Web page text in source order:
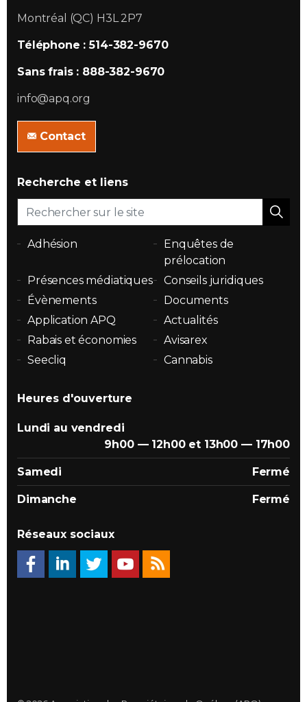
Montréal (QC) H3L 2P7
Téléphone : 514-382-9670
Sans frais : 888-382-9670
info@apq.org
Contact
Recherche et liens
Adhésion
Enquêtes de
prélocation
Présences médiatiques
Conseils juridiques
Évènements
Documents
Application APQ
Actualités
Rabais et économies
Avisarex
Seecliq
Cannabis
Heures d'ouverture
Lundi au vendredi
9h00 — 12h00 et 13h00 — 17h00
Samedi Fermé
Dimanche Fermé
Réseaux sociaux